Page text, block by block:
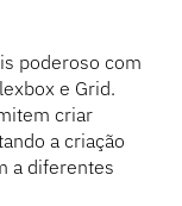
poderoso com
e Grid.
criar
a criação
a diferentes